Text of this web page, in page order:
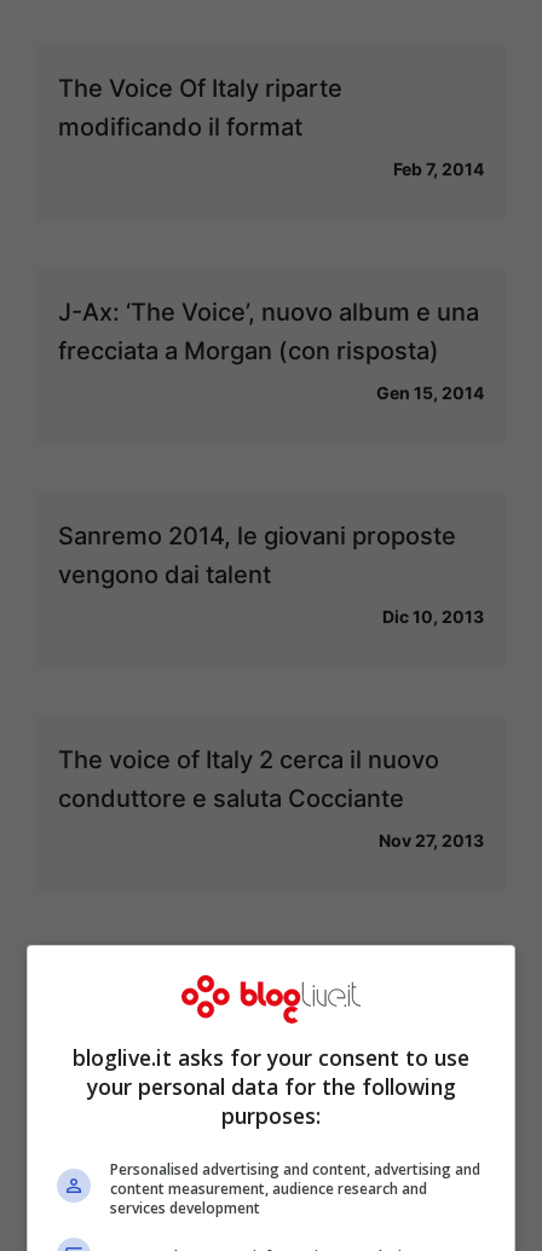
The Voice Of Italy riparte
modificando il format
Feb 7, 2014
J-Ax: ‘The Voice’, nuovo album e una
frecciata a Morgan (con risposta)
Gen 15, 2014
Sanremo 2014, le giovani proposte
vengono dai talent
Dic 10, 2013
The voice of Italy 2 cerca il nuovo
conduttore e saluta Cocciante
Nov 27, 2013
The Voice of Italy: con Elhaida Dani
vincono talento ed emozioni
Mag 31, 2013
The Voice of Italy: Timothy
bloglive.it asks for your consent to use
your personal data for the following
purposes:
Personalised advertising and content, advertising and
content measurement, audience research and
services development